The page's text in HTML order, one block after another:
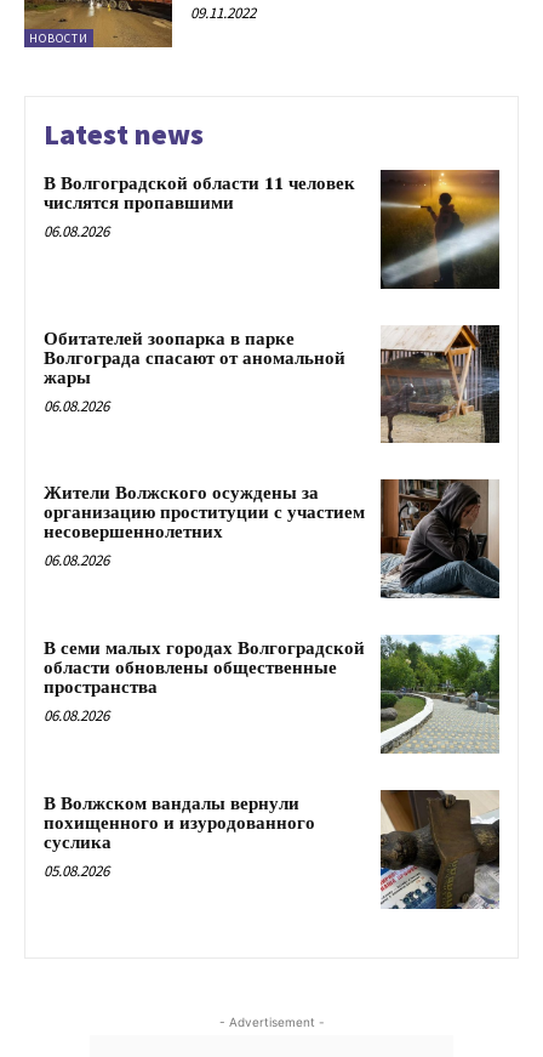
НОВОСТИ
09.11.2022
Latest news
В Волгоградской области 11 человек
числятся пропавшими
06.08.2026
Обитателей зоопарка в парке
Волгограда спасают от аномальной
жары
06.08.2026
Жители Волжского осуждены за
организацию проституции с участием
несовершеннолетних
06.08.2026
В семи малых городах Волгоградской
области обновлены общественные
пространства
06.08.2026
В Волжском вандалы вернули
похищенного и изуродованного
суслика
05.08.2026
- Advertisement -